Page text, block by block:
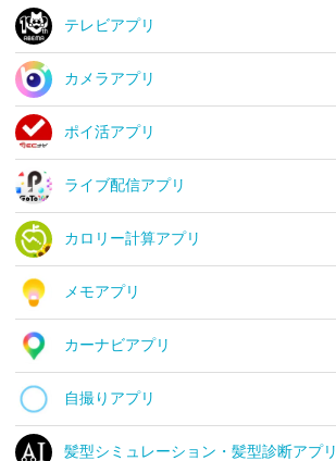
テレビアプリ
カメラアプリ
ポイ活アプリ
ライブ配信アプリ
カロリー計算アプリ
メモアプリ
カーナビアプリ
自撮りアプリ
髪型シミュレーション・髪型診断アプリ